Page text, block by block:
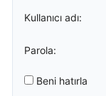
Kullanıcı adı:
Parola:
Beni hatırla